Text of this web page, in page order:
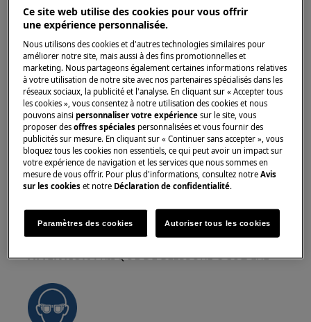
Faites toujours attention lorsque vous déplacez
des appareils. Pour les appareils lourds, il est
plus sûr que deux personnes les déplacent.
Utilisez toujours des gants de sécurité et des
chaussures de sécurité. Portez des gants de
sécurité en tout temps pour vous protéger des
coupures dues aux bords tranchants.
ATTENTION !RISQUE DE BLESSURE OCULAIRE
Ce site web utilise des cookies pour vous offrir
une expérience personnalisée.
Nous utilisons des cookies et d'autres technologies similaires pour
améliorer notre site, mais aussi à des fins promotionnelles et
marketing. Nous partageons également certaines informations relatives
à votre utilisation de notre site avec nos partenaires spécialisés dans les
réseaux sociaux, la publicité et l'analyse. En cliquant sur « Accepter tous
les cookies », vous consentez à notre utilisation des cookies et nous
pouvons ainsipersonnaliser votre expériencesur le site, vous
proposer desoffres spéciales personnalisées et vous fournir des
publicités sur mesure. En cliquant sur « Continuer sans accepter », vous
bloquez tous les cookies non essentiels, ce qui peut avoir un impact sur
votre expérience de navigation et les services que nous sommes en
mesure de vous offrir. Pour plus d'informations, consultez notreAvis
sur les cookies et notre Déclaration de confidentialité.
Paramètres des cookies Autoriser tous les cookies